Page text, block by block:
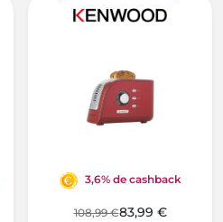
3,6% de cashback
108,99 €83,99 €